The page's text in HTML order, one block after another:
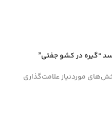
“گیره در کشو جفتی”
موردنیاز علامت‌گذاری